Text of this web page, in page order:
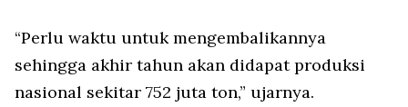
“Perlu waktu untuk mengembalikannya
sehingga akhir tahun akan didapat produksi
nasional sekitar 752 juta ton,” ujarnya.